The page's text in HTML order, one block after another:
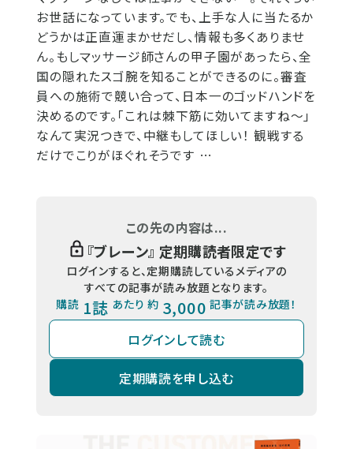
お世話になっています。でも、上手な人に当たるか
どうかは正直運まかせだし、情報も多くありませ
ん。もしマッサージ師さんの甲子園があったら、全
国の隠れたスゴ腕を知ることができるのに。審査
員への施術で競い合って、日本一のゴッドハンドを
決めるのです。「これは棘下筋に効いてますね～」
なんて実況つきで、中継もしてほしい！ 観戦する
だけでこりがほぐれそうです …
この先の内容は...
『ブレーン』 定期購読者限定です
ログインすると、定期購読しているメディアの
すべての記事が読み放題となります。
購読 1誌 あたり 約 3,000 記事が読み放題！
ログインして読む
定期購読を申し込む